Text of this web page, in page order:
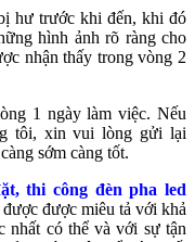
hư trước khi đến, khi đó
hình ảnh rõ ràng cho
nhận thấy trong vòng 2
1 ngày làm việc. Nếu
tôi, xin vui lòng gửi lại
sớm càng tốt.
thi công đèn pha led
được được miêu tả với khả
nhất có thể và với sự tận